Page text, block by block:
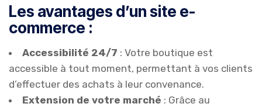
Les avantages d’un site e-
commerce :
Accessibilité 24/7 : Votre boutique est
accessible à tout moment, permettant à vos clients
d’effectuer des achats à leur convenance.
Extension de votre marché : Grâce au